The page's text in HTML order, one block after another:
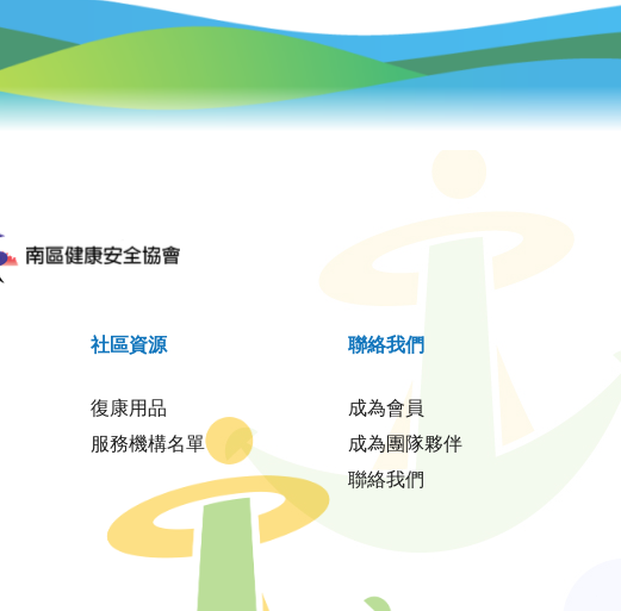
社區資源
復康用品
服務機構名單
聯絡我們
成為會員
成為團隊夥伴
聯絡我們